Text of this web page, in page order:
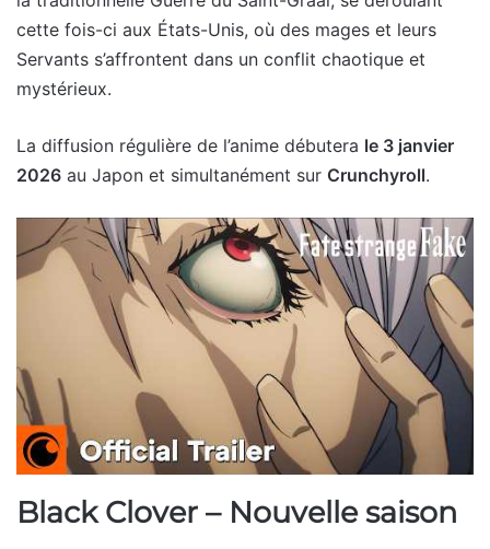
cette fois-ci aux États-Unis, où des mages et leurs
Servants s’affrontent dans un conflit chaotique et
mystérieux.
La diffusion régulière de l’anime débutera le 3 janvier
2026 au Japon et simultanément sur Crunchyroll.
Black Clover – Nouvelle saison